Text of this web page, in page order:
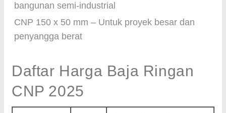
bangunan semi-industrial
CNP 150 x 50 mm – Untuk proyek besar dan
penyangga berat
Daftar Harga Baja Ringan
CNP 2025